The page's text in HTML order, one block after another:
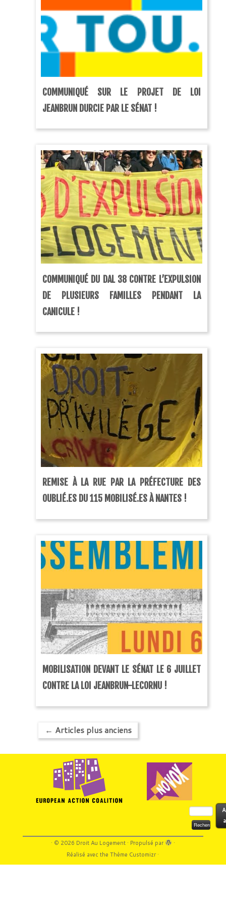
COMMUNIQUÉ SUR LE PROJET DE LOI
JEANBRUN DURCIE PAR LE SÉNAT !
COMMUNIQUÉ DU DAL 38 CONTRE L’EXPULSION
DE PLUSIEURS FAMILLES PENDANT LA
CANICULE !
REMISE À LA RUE PAR LA PRÉFECTURE DES
OUBLIÉ.ES DU 115 MOBILISÉ.ES À NANTES !
MOBILISATION DEVANT LE SÉNAT LE 6 JUILLET
CONTRE LA LOI JEANBRUN-LECORNU !
← Articles plus anciens
Rechercher :
· © 2026 Droit Au Logement· Propulsé par
·
Réalisé avec theThème Customizr·